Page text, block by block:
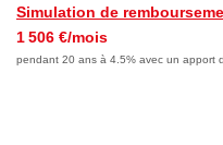
MON
Simulation de
1 506 €/mois
pendant 20 ans à 4.5% avec un apport